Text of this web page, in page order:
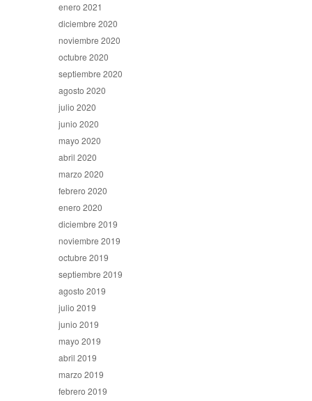
enero 2021
diciembre 2020
noviembre 2020
octubre 2020
septiembre 2020
agosto 2020
julio 2020
junio 2020
mayo 2020
abril 2020
marzo 2020
febrero 2020
enero 2020
diciembre 2019
noviembre 2019
octubre 2019
septiembre 2019
agosto 2019
julio 2019
junio 2019
mayo 2019
abril 2019
marzo 2019
febrero 2019